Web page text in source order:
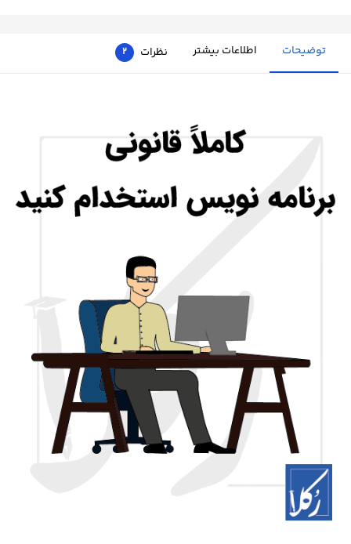
توضیحات اطلاعات بیشتر نظرات 2